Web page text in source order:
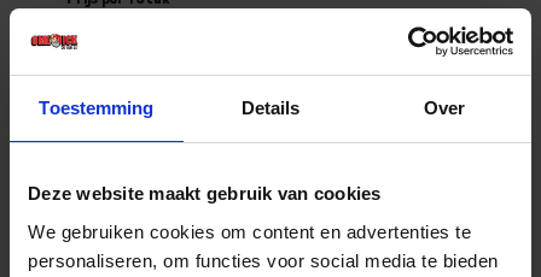
Toestemming Details Over
Deze website maakt gebruik van cookies
We gebruiken cookies om content en advertenties te
personaliseren, om functies voor social media te bieden
€ 3,87 incl. BTW
- +
Stuk
Bestel nu!